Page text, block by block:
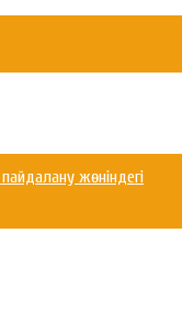
жөніндегі